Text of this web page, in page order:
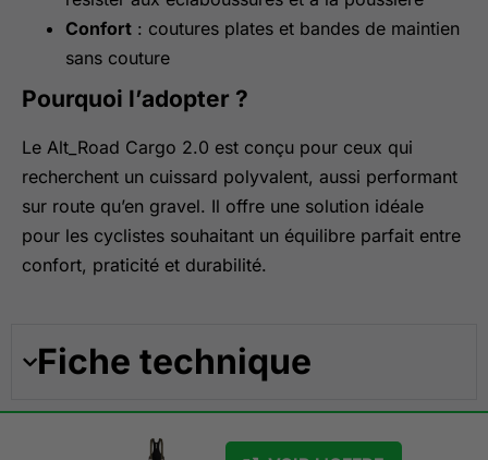
Confort : coutures plates et bandes de maintien
sans couture
Pourquoi l’adopter ?
Le Alt_Road Cargo 2.0 est conçu pour ceux qui
recherchent un cuissard polyvalent, aussi performant
sur route qu’en gravel. Il offre une solution idéale
pour les cyclistes souhaitant un équilibre parfait entre
confort, praticité et durabilité.
Fiche technique